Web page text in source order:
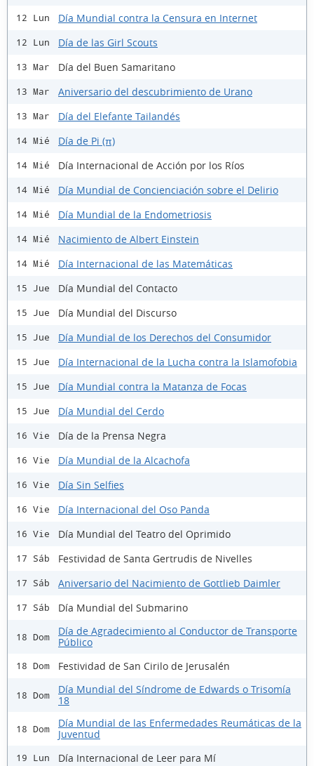
12 Lun Día Mundial contra la Censura en Internet
12 Lun Día de las Girl Scouts
13 Mar Día del Buen Samaritano
13 Mar Aniversario del descubrimiento de Urano
13 Mar Día del Elefante Tailandés
14 Mié Día de Pi (π)
14 Mié Día Internacional de Acción por los Ríos
14 Mié Día Mundial de Concienciación sobre el Delirio
14 Mié Día Mundial de la Endometriosis
14 Mié Nacimiento de Albert Einstein
14 Mié Día Internacional de las Matemáticas
15 Jue Día Mundial del Contacto
15 Jue Día Mundial del Discurso
15 Jue Día Mundial de los Derechos del Consumidor
15 Jue Día Internacional de la Lucha contra la Islamofobia
15 Jue Día Mundial contra la Matanza de Focas
15 Jue Día Mundial del Cerdo
16 Vie Día de la Prensa Negra
16 Vie Día Mundial de la Alcachofa
16 Vie Día Sin Selfies
16 Vie Día Internacional del Oso Panda
16 Vie Día Mundial del Teatro del Oprimido
17 Sáb Festividad de Santa Gertrudis de Nivelles
17 Sáb Aniversario del Nacimiento de Gottlieb Daimler
17 Sáb Día Mundial del Submarino
18 Dom
Día de Agradecimiento al Conductor de Transporte
Público
18 Dom Festividad de San Cirilo de Jerusalén
18 Dom
Día Mundial del Síndrome de Edwards o Trisomía
18
18 Dom
Día Mundial de las Enfermedades Reumáticas de la
Juventud
19 Lun Día Internacional de Leer para Mí